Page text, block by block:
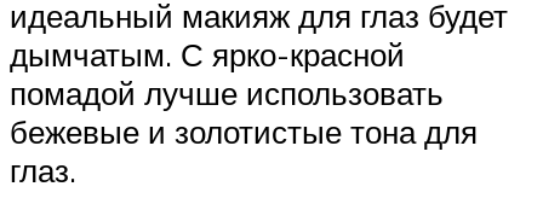
идеальный макияж для глаз будет
дымчатым. С ярко-красной
помадой лучше использовать
бежевые и золотистые тона для
глаз.